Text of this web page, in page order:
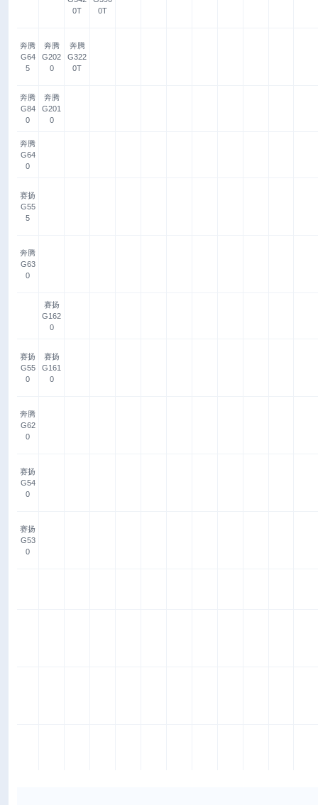
0T
0T
奔腾
G64
5
奔腾
G202
0
奔腾
G322
0T
奔腾
G84
0
奔腾
G201
0
奔腾
G64
0
赛扬
G55
5
奔腾
G63
0
赛扬
G162
0
赛扬
G55
0
赛扬
G161
0
奔腾
G62
0
赛扬
G54
0
赛扬
G53
0